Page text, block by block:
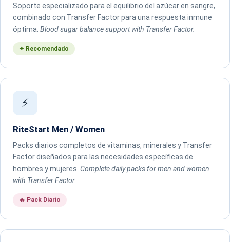
Soporte especializado para el equilibrio del azúcar en sangre,
combinado con Transfer Factor para una respuesta inmune
óptima. Blood sugar balance support with Transfer Factor.
✦ Recomendado
⚡
RiteStart Men / Women
Packs diarios completos de vitaminas, minerales y Transfer
Factor diseñados para las necesidades específicas de
hombres y mujeres. Complete daily packs for men and women
with Transfer Factor.
🔥 Pack Diario